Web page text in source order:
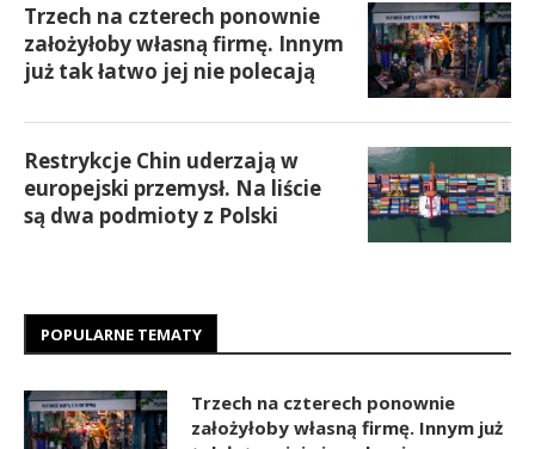
Trzech na czterech ponownie
założyłoby własną firmę. Innym
już tak łatwo jej nie polecają
Restrykcje Chin uderzają w
europejski przemysł. Na liście
są dwa podmioty z Polski
POPULARNE TEMATY
Trzech na czterech ponownie
założyłoby własną firmę. Innym już